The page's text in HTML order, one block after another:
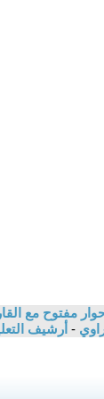
مفتوح مع
- أرشيف